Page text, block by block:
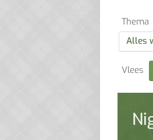
Thema
Alles
Vlees